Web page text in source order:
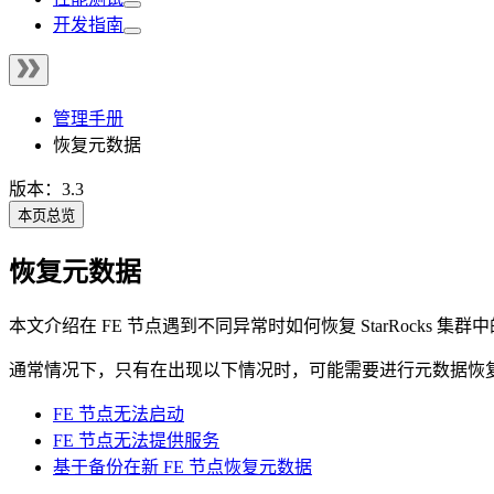
开发指南
管理手册
恢复元数据
版本：3.3
本页总览
恢复元数据
本文介绍在 FE 节点遇到不同异常时如何恢复 StarRocks 集群中
通常情况下，只有在出现以下情况时，可能需要进行元数据恢
FE 节点无法启动
FE 节点无法提供服务
基于备份在新 FE 节点恢复元数据